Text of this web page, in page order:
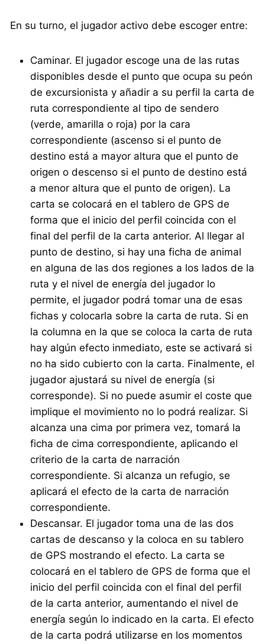
En su turno, el jugador activo debe escoger entre:
Caminar. El jugador escoge una de las rutas
disponibles desde el punto que ocupa su peón
de excursionista y añadir a su perfil la carta de
ruta correspondiente al tipo de sendero
(verde, amarilla o roja) por la cara
correspondiente (ascenso si el punto de
destino está a mayor altura que el punto de
origen o descenso si el punto de destino está
a menor altura que el punto de origen). La
carta se colocará en el tablero de GPS de
forma que el inicio del perfil coincida con el
final del perfil de la carta anterior. Al llegar al
punto de destino, si hay una ficha de animal
en alguna de las dos regiones a los lados de la
ruta y el nivel de energía del jugador lo
permite, el jugador podrá tomar una de esas
fichas y colocarla sobre la carta de ruta. Si en
la columna en la que se coloca la carta de ruta
hay algún efecto inmediato, este se activará si
no ha sido cubierto con la carta. Finalmente, el
jugador ajustará su nivel de energía (si
corresponde). Si no puede asumir el coste que
implique el movimiento no lo podrá realizar. Si
alcanza una cima por primera vez, tomará la
ficha de cima correspondiente, aplicando el
criterio de la carta de narración
correspondiente. Si alcanza un refugio, se
aplicará el efecto de la carta de narración
correspondiente.
Descansar. El jugador toma una de las dos
cartas de descanso y la coloca en su tablero
de GPS mostrando el efecto. La carta se
colocará en el tablero de GPS de forma que el
inicio del perfil coincida con el final del perfil
de la carta anterior, aumentando el nivel de
energía según lo indicado en la carta. El efecto
de la carta podrá utilizarse en los momentos